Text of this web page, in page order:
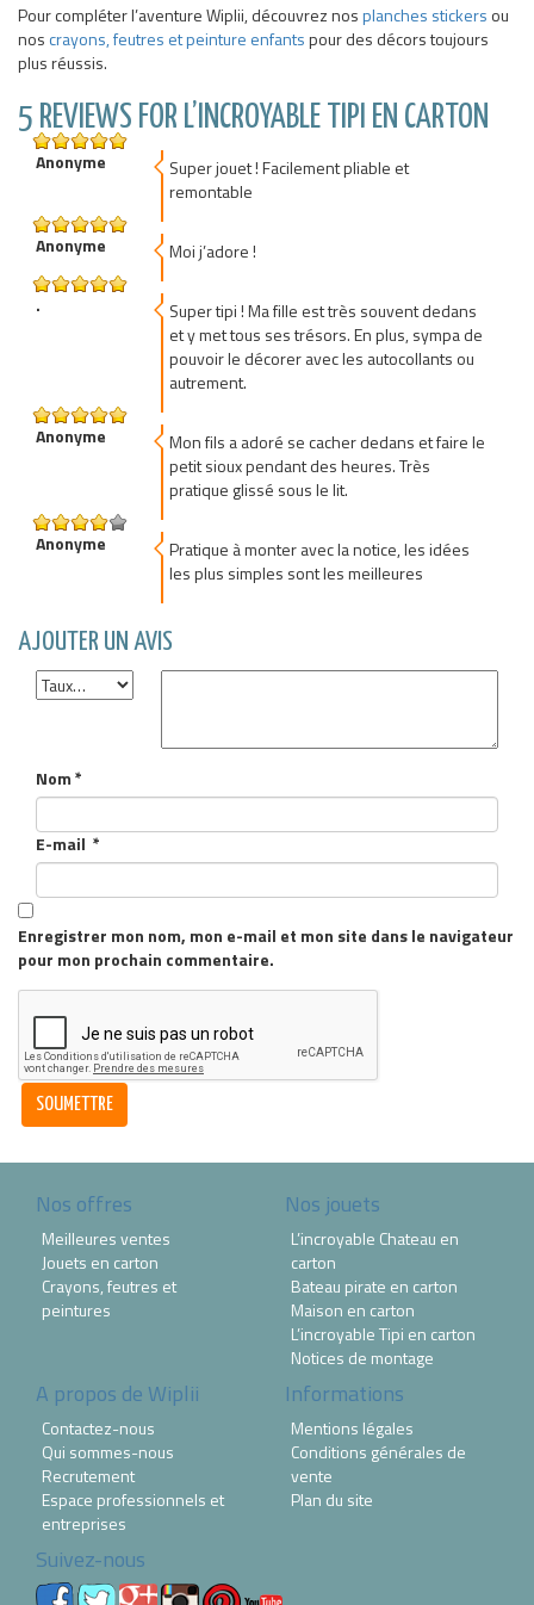
Pour compléter l’aventure Wiplii, découvrez nosplanches stickers ou
noscrayons, feutres et peinture enfantspour des décors toujours
plus réussis.
5 REVIEWS FOR L’INCROYABLE TIPI EN CARTON
5out of 5
Anonyme
Super jouet ! Facilement pliable et
remontable
5out of 5
Anonyme Moi j’adore !
5.
Super tipi ! Ma fille est très souvent dedans
et y met tous ses trésors. En plus, sympa de
pouvoir le décorer avec les autocollants ou
autrement.
5out of 5
Anonyme
Mon fils a adoré se cacher dedans et faire le
petit sioux pendant des heures. Très
pratique glissé sous le lit.
4out of 5
Anonyme
Pratique à monter avec la notice, les idées
les plus simples sont les meilleures
AJOUTER UN AVIS
Nom*
E-mail *
Enregistrer mon nom, mon e-mail et mon site dans le navigateur
pour mon prochain commentaire.
Nos offres
Meilleures ventes
Jouets en carton
Crayons, feutres et
peintures
Nos jouets
L’incroyable Chateau en
carton
Bateau pirate en carton
Maison en carton
L’incroyable Tipi en carton
Notices de montage
A propos de Wiplii
Contactez-nous
Qui sommes-nous
Recrutement
Espace professionnels et
entreprises
Informations
Mentions légales
Conditions générales de
vente
Plan du site
Suivez-nous